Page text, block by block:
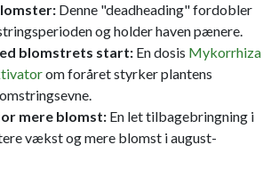
Denne "deadheading" fordobler
og holder haven pænere.
blomstrets start: En dosis Mykorrhiza
om foråret styrker plantens
mere blomst: En let tilbagebringning i
vækst og mere blomst i august-